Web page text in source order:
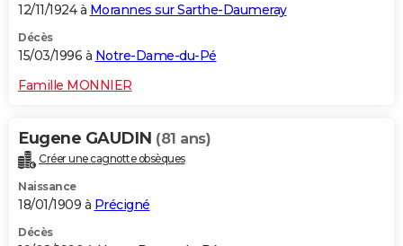
12/11/1924 à Morannes sur Sarthe-Daumeray
Décès
15/03/1996 à Notre-Dame-du-Pé
Famille MONNIER
Eugene GAUDIN (81 ans)
Créer une cagnotte obsèques
Naissance
18/01/1909 à Précigné
Décès